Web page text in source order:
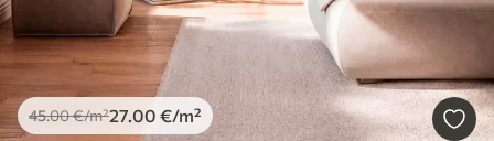
45.00€/m²27.00 €/m²